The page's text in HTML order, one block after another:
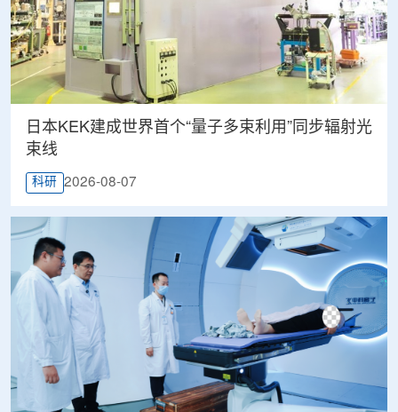
日本KEK建成世界首个“量子多束利用”同步辐射光
束线
科研 2026-08-07